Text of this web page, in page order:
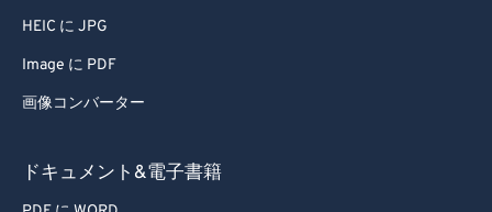
HEIC に JPG
Image に PDF
画像コンバーター
ドキュメント&電子書籍